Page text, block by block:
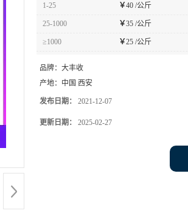
1-25 ￥40 /公斤
25-1000 ￥35 /公斤
≥1000 ￥25 /公斤
品牌： 大丰收
产地： 中国 西安
发布日期： 2021-12-07
更新日期： 2025-02-27